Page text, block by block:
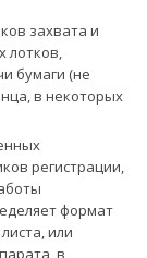
захвата и
бумаги (не
в некоторых
регистрации,
формат
или
в